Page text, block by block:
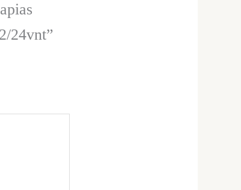
24vnt”